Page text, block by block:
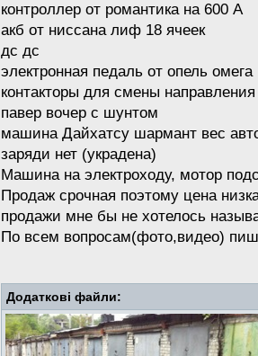
контроллер от романтика на 600 А
акб от ниссана лиф 18 ячеек
дс дс
электронная педаль от опель омега
контакторы для смены
павер вочер с шунтом
машина Дайхатсу шармант вес
заряди нет (украдена)
Машина на электроходу, мотор
Продаж срочная поэтому цена
продажи мне бы не хотелось
По всем вопросам(фото,видео)
Додаткові файли: